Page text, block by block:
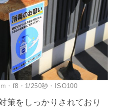
・f8・1/250秒・ISO100
策をしっかりされており